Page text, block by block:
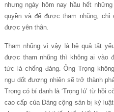
nhưng ngày hôm nay hầu hết
quyền và để được tham nhũng, chỉ
được yên thân.
Tham nhũng vì vậy là hệ quả tất
được tham nhũng thì không ai vào
tức là chống đảng. Ông Trọng
ngu dốt đương nhiên sẽ trở thành
Trọng có bí danh là ‘Trọng lú’ từ hồi
cao cấp của Đảng cộng sản bị kỷ